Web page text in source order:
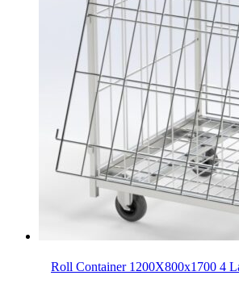
Roll Container 1200X800x1700 4